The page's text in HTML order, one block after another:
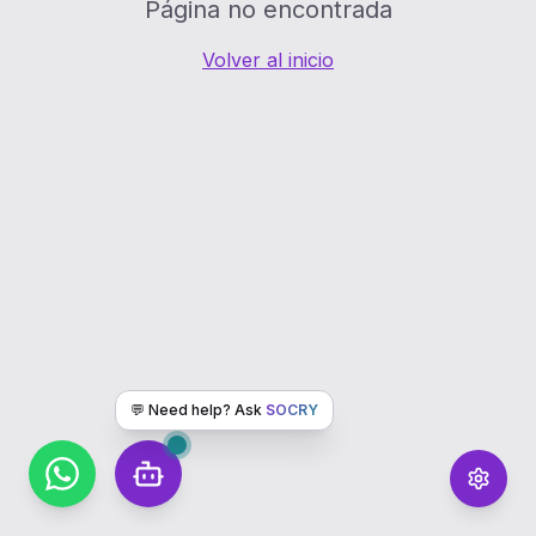
💬 Need help? Ask SOCRY
Página no encontrada
Volver al inicio